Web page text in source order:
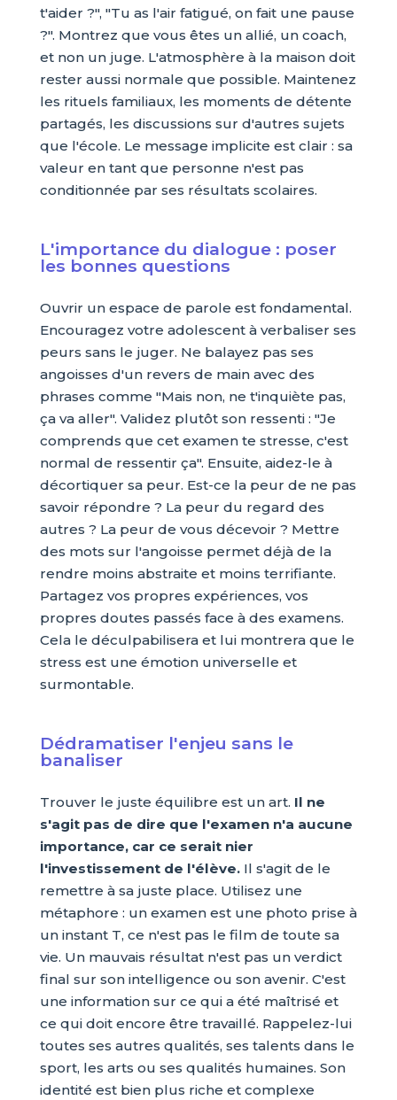
t'aider ?", "Tu as l'air fatigué, on fait une pause
?". Montrez que vous êtes un allié, un coach,
et non un juge. L'atmosphère à la maison doit
rester aussi normale que possible. Maintenez
les rituels familiaux, les moments de détente
partagés, les discussions sur d'autres sujets
que l'école. Le message implicite est clair : sa
valeur en tant que personne n'est pas
conditionnée par ses résultats scolaires.
L'importance du dialogue : poser
les bonnes questions
Ouvrir un espace de parole est fondamental.
Encouragez votre adolescent à verbaliser ses
peurs sans le juger. Ne balayez pas ses
angoisses d'un revers de main avec des
phrases comme "Mais non, ne t'inquiète pas,
ça va aller". Validez plutôt son ressenti : "Je
comprends que cet examen te stresse, c'est
normal de ressentir ça". Ensuite, aidez-le à
décortiquer sa peur. Est-ce la peur de ne pas
savoir répondre ? La peur du regard des
autres ? La peur de vous décevoir ? Mettre
des mots sur l'angoisse permet déjà de la
rendre moins abstraite et moins terrifiante.
Partagez vos propres expériences, vos
propres doutes passés face à des examens.
Cela le déculpabilisera et lui montrera que le
stress est une émotion universelle et
surmontable.
Dédramatiser l'enjeu sans le
banaliser
Trouver le juste équilibre est un art. Il ne
s'agit pas de dire que l'examen n'a aucune
importance, car ce serait nier
l'investissement de l'élève.Il s'agit de le
remettre à sa juste place. Utilisez une
métaphore : un examen est une photo prise à
un instant T, ce n'est pas le film de toute sa
vie. Un mauvais résultat n'est pas un verdict
final sur son intelligence ou son avenir. C'est
une information sur ce qui a été maîtrisé et
ce qui doit encore être travaillé. Rappelez-lui
toutes ses autres qualités, ses talents dans le
sport, les arts ou ses qualités humaines. Son
identité est bien plus riche et complexe